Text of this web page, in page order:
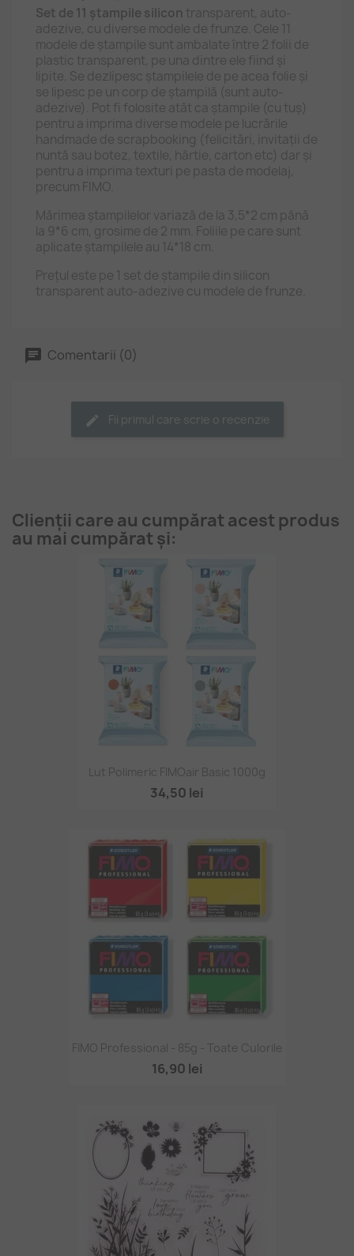
Set de 11 ștampile silicon transparent, auto-
adezive, cu diverse modele de frunze. Cele 11
modele de ștampile sunt ambalate între 2 folii de
plastic transparent, pe una dintre ele fiind și
lipite. Se dezlipesc ștampilele de pe acea folie și
se lipesc pe un corp de ștampilă (sunt auto-
adezive). Pot fi folosite atât ca ștampile (cu tuș)
pentru a imprima diverse modele pe lucrările
handmade de scrapbooking (felicitări, invitații de
nuntă sau botez, textile, hârtie, carton etc) dar și
pentru a imprima texturi pe pasta de modelaj,
precum FIMO.
Mărimea ștampilelor variază de la 3,5*2 cm până
la 9*6 cm, grosime de 2 mm. Foliile pe care sunt
aplicate ștampilele au 14*18 cm.
Prețul este pe 1 set de ștampile din silicon
transparent auto-adezive cu modele de frunze.
Comentarii (0)
Fii primul care scrie o recenzie
Clienții care au cumpărat acest produs
au mai cumpărat și:
Lut Polimeric FIMOair Basic 1000g
34,50 lei
FIMO Professional - 85g - Toate Culorile
16,90 lei